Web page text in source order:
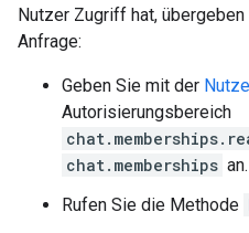
Nutzer Zugriff hat,
Anfrage:
Geben Sie mit der
Autorisierungsbereich
chat.memberships an.
Rufen Sie die Methode